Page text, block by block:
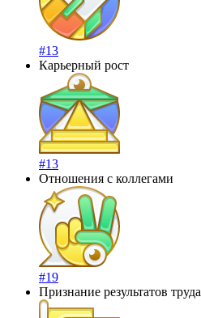
#13
Карьерный рост
#13
Отношения с коллегами
#19
Признание результатов труда